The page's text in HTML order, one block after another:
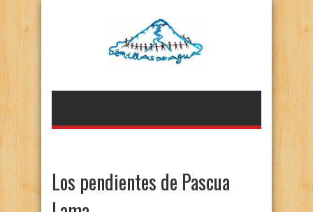
Los pendientes de Pascua